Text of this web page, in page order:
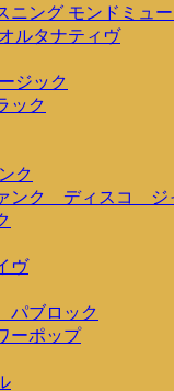
ニング モンドミュ
ルタナティヴ
ジック
ック
ク
ンク ディスコ ジ
ヴ
ブロック
ーポップ